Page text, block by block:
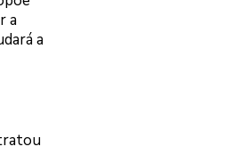
a
a